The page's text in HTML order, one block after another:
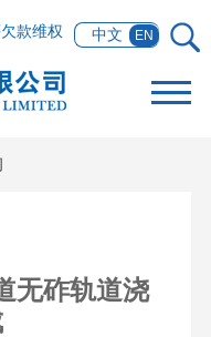
中文 EN
款维权
无砟轨道浇